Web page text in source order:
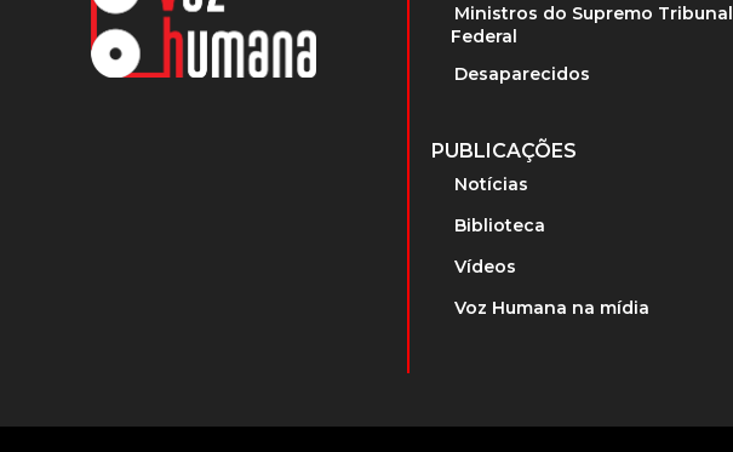
Ministros do Supremo Tribunal
Federal
Desaparecidos
PUBLICAÇÕES
Notícias
Biblioteca
Vídeos
Voz Humana na mídia